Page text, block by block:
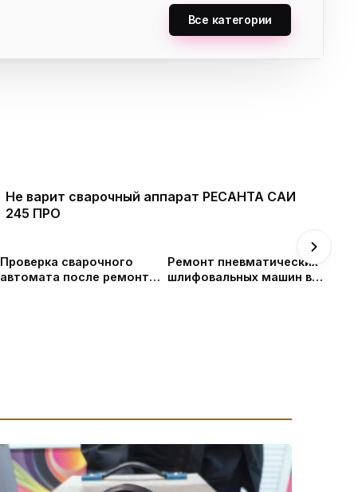
Все категории
Не варит сварочный аппарат РЕСАНТА САИ
245 ПРО
Проверка сварочного
автомата после ремонта
Ремонт пневматических
шлифовальных машин в